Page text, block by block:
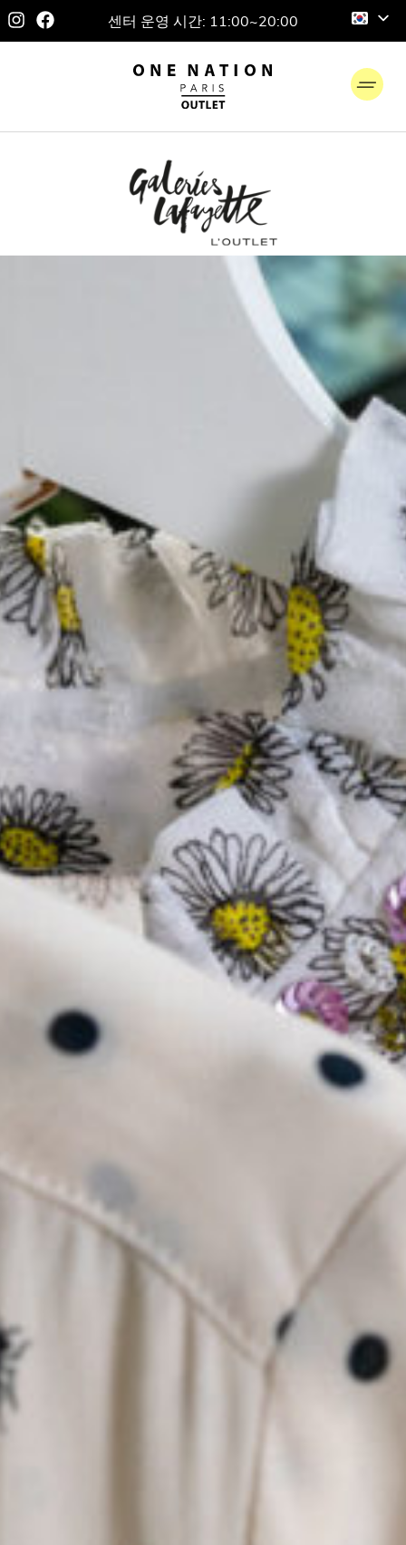
센터 운영 시간: 11:00~20:00